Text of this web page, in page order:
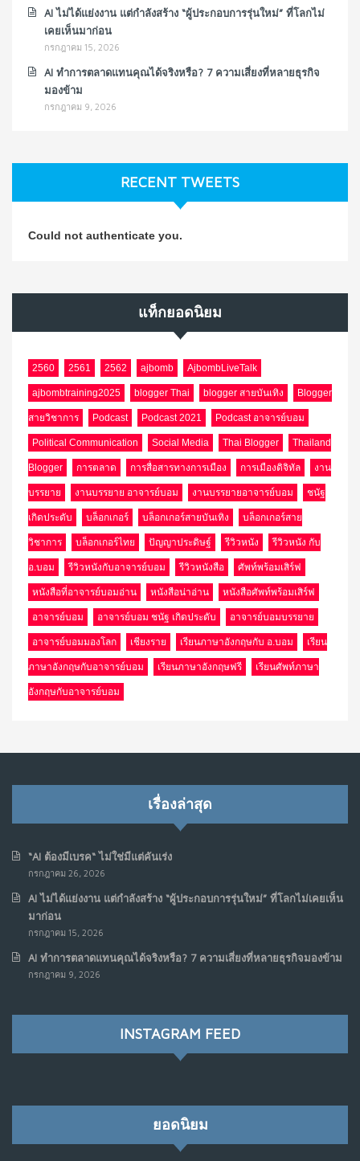
AI ไม่ได้แย่งงาน แต่กำลังสร้าง “ผู้ประกอบการรุ่นใหม่” ที่โลกไม่
เคยเห็นมาก่อน
กรกฎาคม 15, 2026
AI ทำการตลาดแทนคุณได้จริงหรือ? 7 ความเสี่ยงที่หลายธุรกิจ
มองข้าม
กรกฎาคม 9, 2026
RECENT TWEETS
Could not authenticate you.
แท็กยอดนิยม
2560 2561 2562 ajbomb AjbombLiveTalk
ajbombtraining2025 blogger Thai blogger สายบันเทิง Blogger
สายวิชาการ Podcast Podcast 2021 Podcast อาจารย์บอม
Political Communication Social Media Thai Blogger Thailand
Blogger การตลาด การสื่อสารทางการเมือง การเมืองดิจิทัล งาน
บรรยาย งานบรรยาย อาจารย์บอม งานบรรยายอาจารย์บอม ชนัฐ
เกิดประดับ บล็อกเกอร์ บล็อกเกอร์สายบันเทิง บล็อกเกอร์สาย
วิชาการ บล็อกเกอร์ไทย ปัญญาประดิษฐ์ รีวิวหนัง รีวิวหนัง กับ
อ.บอม รีวิวหนังกับอาจารย์บอม รีวิวหนังสือ ศัพท์พร้อมเสิร์ฟ
หนังสือที่อาจารย์บอมอ่าน หนังสือน่าอ่าน หนังสือศัพท์พร้อมเสิร์ฟ
อาจารย์บอม อาจารย์บอม ชนัฐ เกิดประดับ อาจารย์บอมบรรยาย
อาจารย์บอมมองโลก เชียงราย เรียนภาษาอังกฤษกับ อ.บอม เรียน
ภาษาอังกฤษกับอาจารย์บอม เรียนภาษาอังกฤษฟรี เรียนศัพท์ภาษา
อังกฤษกับอาจารย์บอม
เรื่องล่าสุด
“AI ต้องมีเบรค“ ไม่ใช่มีแต่คันเร่ง
กรกฎาคม 26, 2026
AI ไม่ได้แย่งงาน แต่กำลังสร้าง “ผู้ประกอบการรุ่นใหม่” ที่โลกไม่เคยเห็น
มาก่อน
กรกฎาคม 15, 2026
AI ทำการตลาดแทนคุณได้จริงหรือ? 7 ความเสี่ยงที่หลายธุรกิจมองข้าม
กรกฎาคม 9, 2026
INSTAGRAM FEED
ยอดนิยม